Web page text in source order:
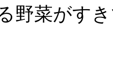
野菜がす